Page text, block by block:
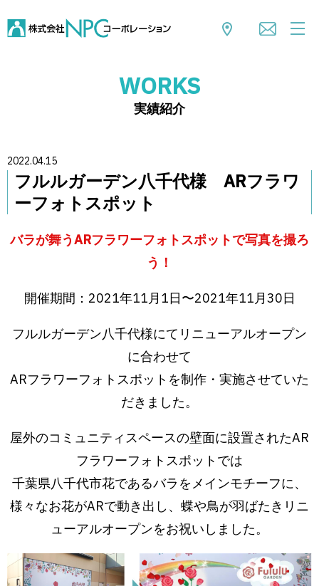
WORKS
実績紹介
2022.04.15
フルルガーデン八千代様 ARフラワ
ーフォトスポット
バラが舞うARフラワーフォトスポットで写真を撮ろ
う！
開催期間：2021年11月1日〜2021年11月30日
フルルガーデン八千代様にてリニューアルオープン
に合わせて
ARフラワーフォトスポットを制作・実施させていた
だきました。
屋外のコミュニティスペースの壁面に設置されたAR
フラワーフォトスポットでは
千葉県八千代市花であるバラをメインモチーフに、
様々なお花がARで動き出し、蝶や鳥が羽ばたきリニ
ューアルオープンをお祝いしました。